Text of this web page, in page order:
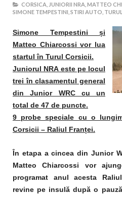
CORSICA, JUNIORII NRA, MATTEO
SIMONE TEMPESTINI, STIRI AUTO,
Simone Tempestini și
Matteo Chiarcossi vor lua
startul în Turul Corsicii.
Juniorul NRA este pe locul
trei în clasamentul general
din Junior WRC cu un
total de 47 de puncte.
9 probe speciale cu o
Corsicii – Raliul Franței.
În etapa a cincea din Junior
Matteo Chiarcossi vor
programat anul acesta
revine pe insulă după o